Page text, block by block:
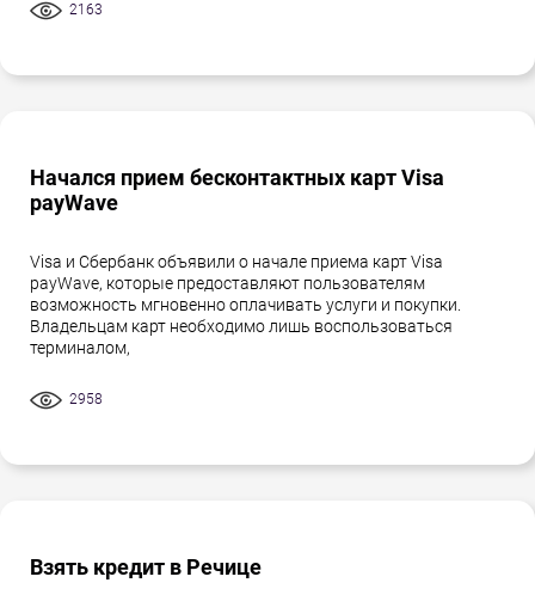
2163
Начался прием бесконтактных карт Visa
payWave
Visa и Сбербанк объявили о начале приема карт Visa
payWave, которые предоставляют пользователям
возможность мгновенно оплачивать услуги и покупки.
Владельцам карт необходимо лишь воспользоваться
терминалом,
2958
Взять кредит в Речице